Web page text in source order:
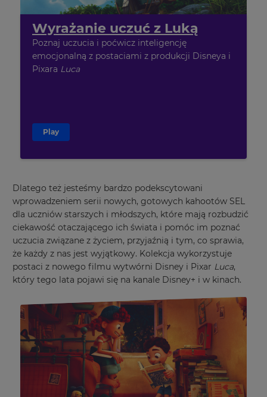
Wyrażanie uczuć z Luką
Poznaj uczucia i poćwicz inteligencję
emocjonalną z postaciami z produkcji Disneya i
Pixara Luca
Play
Dlatego też jesteśmy bardzo podekscytowani
wprowadzeniem serii nowych, gotowych kahootów SEL
dla uczniów starszych i młodszych, które mają rozbudzić
ciekawość otaczającego ich świata i pomóc im poznać
uczucia związane z życiem, przyjaźnią i tym, co sprawia,
że każdy z nas jest wyjątkowy. Kolekcja wykorzystuje
postaci z nowego filmu wytwórni Disney i Pixar Luca,
który tego lata pojawi się na kanale Disney+ i w kinach.